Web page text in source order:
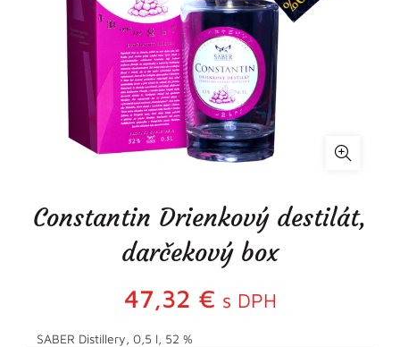
Constantin Drienkový destilát,
darčekový box
47,32 € s DPH
SABER Distillery, 0,5 l, 52 %